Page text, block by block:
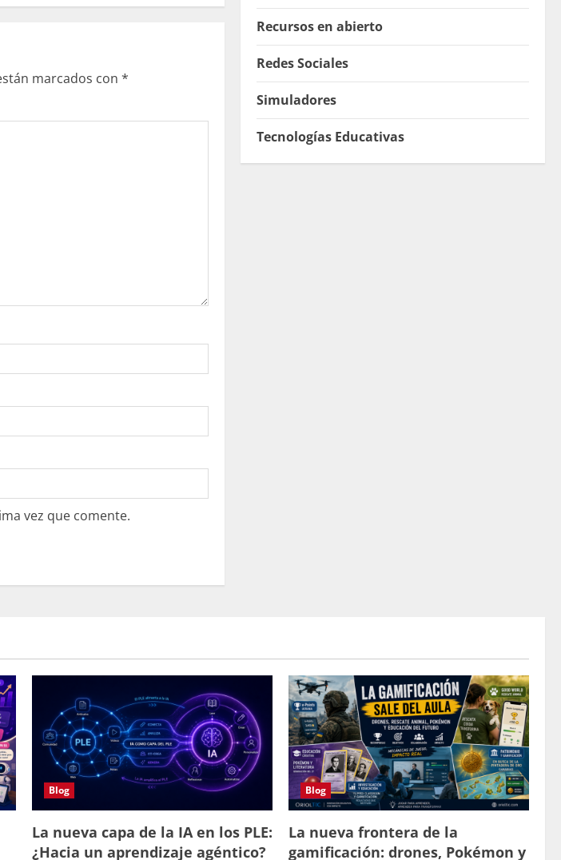
marcados con *
vez que comente.
Recursos en abierto
Redes Sociales
Simuladores
Tecnologías Educativas
Blog
La nueva capa de la IA en los PLE:
¿Hacia un aprendizaje agéntico?
Blog
La nueva frontera de la
gamificación: drones, Pokémon y